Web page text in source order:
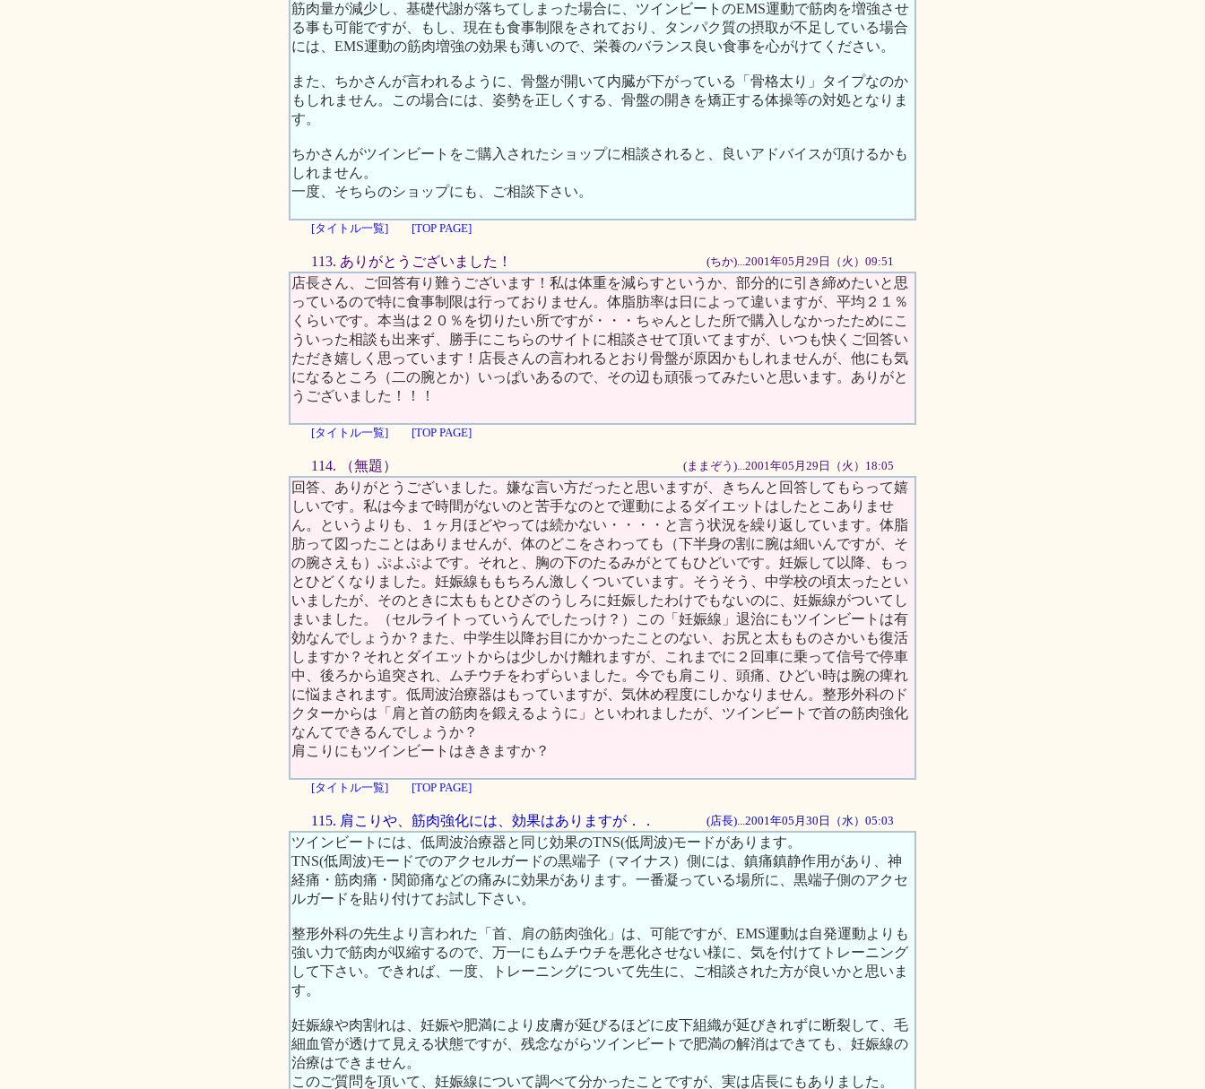
筋肉量が減少し、基礎代謝が落ちてしまった場合に、ツインビートのEMS運動で筋肉を増強させ
る事も可能ですが、もし、現在も食事制限をされており、タンパク質の摂取が不足している場合
には、EMS運動の筋肉増強の効果も薄いので、栄養のバランス良い食事を心がけてください。
また、ちかさんが言われるように、骨盤が開いて内臓が下がっている「骨格太り」タイプなのか
もしれません。この場合には、姿勢を正しくする、骨盤の開きを矯正する体操等の対処となりま
す。
ちかさんがツインビートをご購入されたショップに相談されると、良いアドバイスが頂けるかも
しれません。
一度、そちらのショップにも、ご相談下さい。
[タイトル一覧] [TOP PAGE]
113. ありがとうございました！ (ちか)...2001年05月29日（火）09:51
店長さん、ご回答有り難うございます！私は体重を減らすというか、部分的に引き締めたいと思
っているので特に食事制限は行っておりません。体脂肪率は日によって違いますが、平均２１％
くらいです。本当は２０％を切りたい所ですが・・・ちゃんとした所で購入しなかったためにこ
ういった相談も出来ず、勝手にこちらのサイトに相談させて頂いてますが、いつも快くご回答い
ただき嬉しく思っています！店長さんの言われるとおり骨盤が原因かもしれませんが、他にも気
になるところ（二の腕とか）いっぱいあるので、その辺も頑張ってみたいと思います。ありがと
うございました！！！
[タイトル一覧] [TOP PAGE]
114. （無題） (ままぞう)...2001年05月29日（火）18:05
回答、ありがとうございました。嫌な言い方だったと思いますが、きちんと回答してもらって嬉
しいです。私は今まで時間がないのと苦手なのとで運動によるダイエットはしたとこありませ
ん。というよりも、１ヶ月ほどやっては続かない・・・・と言う状況を繰り返しています。体脂
肪って図ったことはありませんが、体のどこをさわっても（下半身の割に腕は細いんですが、そ
の腕さえも）ぷよぷよです。それと、胸の下のたるみがとてもひどいです。妊娠して以降、もっ
とひどくなりました。妊娠線ももちろん激しくついています。そうそう、中学校の頃太ったとい
いましたが、そのときに太ももとひざのうしろに妊娠したわけでもないのに、妊娠線がついてし
まいました。（セルライトっていうんでしたっけ？）この「妊娠線」退治にもツインビートは有
効なんでしょうか？また、中学生以降お目にかかったことのない、お尻と太もものさかいも復活
しますか？それとダイエットからは少しかけ離れますが、これまでに２回車に乗って信号で停車
中、後ろから追突され、ムチウチをわずらいました。今でも肩こり、頭痛、ひどい時は腕の痺れ
に悩まされます。低周波治療器はもっていますが、気休め程度にしかなりません。整形外科のド
クターからは「肩と首の筋肉を鍛えるように」といわれましたが、ツインビートで首の筋肉強化
なんてできるんでしょうか？
肩こりにもツインビートはききますか？
[タイトル一覧] [TOP PAGE]
115. 肩こりや、筋肉強化には、効果はありますが．． (店長)...2001年05月30日（水）05:03
ツインビートには、低周波治療器と同じ効果のTNS(低周波)モードがあります。
TNS(低周波)モードでのアクセルガードの黒端子（マイナス）側には、鎮痛鎮静作用があり、神
経痛・筋肉痛・関節痛などの痛みに効果があります。一番凝っている場所に、黒端子側のアクセ
ルガードを貼り付けてお試し下さい。
整形外科の先生より言われた「首、肩の筋肉強化」は、可能ですが、EMS運動は自発運動よりも
強い力で筋肉が収縮するので、万一にもムチウチを悪化させない様に、気を付けてトレーニング
して下さい。できれば、一度、トレーニングについて先生に、ご相談された方が良いかと思いま
す。
妊娠線や肉割れは、妊娠や肥満により皮膚が延びるほどに皮下組織が延びきれずに断裂して、毛
細血管が透けて見える状態ですが、残念ながらツインビートで肥満の解消はできても、妊娠線の
治療はできません。
このご質問を頂いて、妊娠線について調べて分かったことですが、実は店長にもありました。